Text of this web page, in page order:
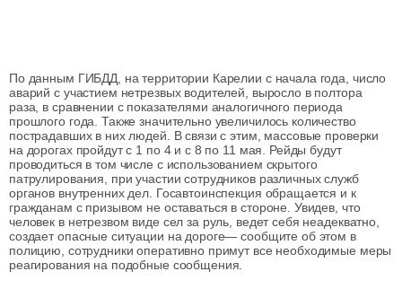
По данным ГИБДД, на территории Карелии с начала года, число
аварий с участием нетрезвых водителей, выросло в полтора
раза, в сравнении с показателями аналогичного периода
прошлого года. Также значительно увеличилось количество
пострадавших в них людей. В связи с этим, массовые проверки
на дорогах пройдут с 1 по 4 и с 8 по 11 мая. Рейды будут
проводиться в том числе с использованием скрытого
патрулирования, при участии сотрудников различных служб
органов внутренних дел. Госавтоинспекция обращается и к
гражданам с призывом не оставаться в стороне. Увидев, что
человек в нетрезвом виде сел за руль, ведет себя неадекватно,
создает опасные ситуации на дороге— сообщите об этом в
полицию, сотрудники оперативно примут все необходимые меры
реагирования на подобные сообщения.